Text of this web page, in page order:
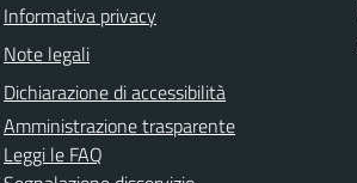
Informativa privacy
Note legali
Dichiarazione di accessibilità
Amministrazione trasparente
Leggi le FAQ